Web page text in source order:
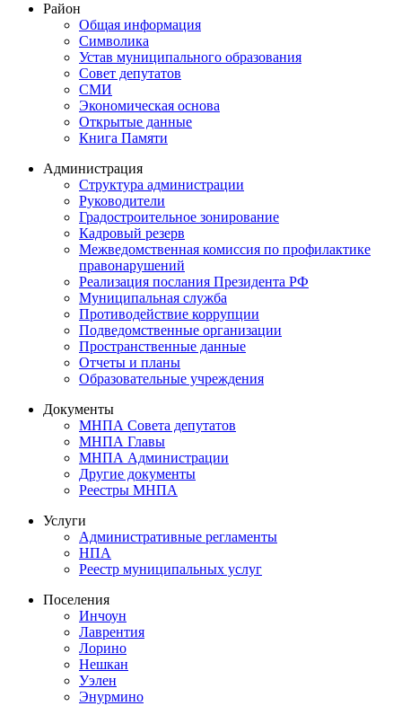
Район
Общая информация
Символика
Устав муниципального образования
Совет депутатов
СМИ
Экономическая основа
Открытые данные
Книга Памяти
Администрация
Структура администрации
Руководители
Градостроительное зонирование
Кадровый резерв
Межведомственная комиссия по профилактике
правонарушений
Реализация послания Президента РФ
Муниципальная служба
Противодействие коррупции
Подведомственные организации
Пространственные данные
Отчеты и планы
Образовательные учреждения
Документы
МНПА Совета депутатов
МНПА Главы
МНПА Администрации
Другие документы
Реестры МНПА
Услуги
Административные регламенты
НПА
Реестр муниципальных услуг
Поселения
Инчоун
Лаврентия
Лорино
Нешкан
Уэлен
Энурмино